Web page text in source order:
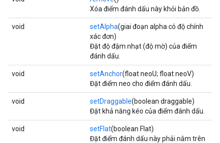
Xóa điểm đánh dấu này khỏi bản đồ.
void setAlpha(giai đoạn alpha có độ chính
xác đơn)
Đặt độ đậm nhạt (độ mờ) của điểm
đánh dấu.
void setAnchor(float neoU; float neoV)
Đặt điểm neo cho điểm đánh dấu.
void setDraggable(boolean draggable)
Đặt khả năng kéo của điểm đánh dấu.
void setFlat(boolean Flat)
Đặt điểm đánh dấu này phải nằm trên